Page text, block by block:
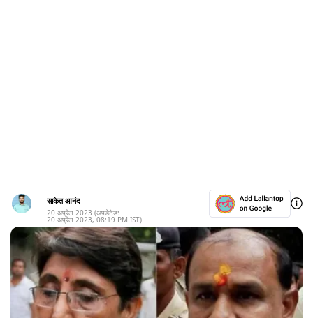
साकेत आनंद
20 अप्रैल 2023 (अपडेटेड:
20 अप्रैल 2023, 08:19 PM IST)